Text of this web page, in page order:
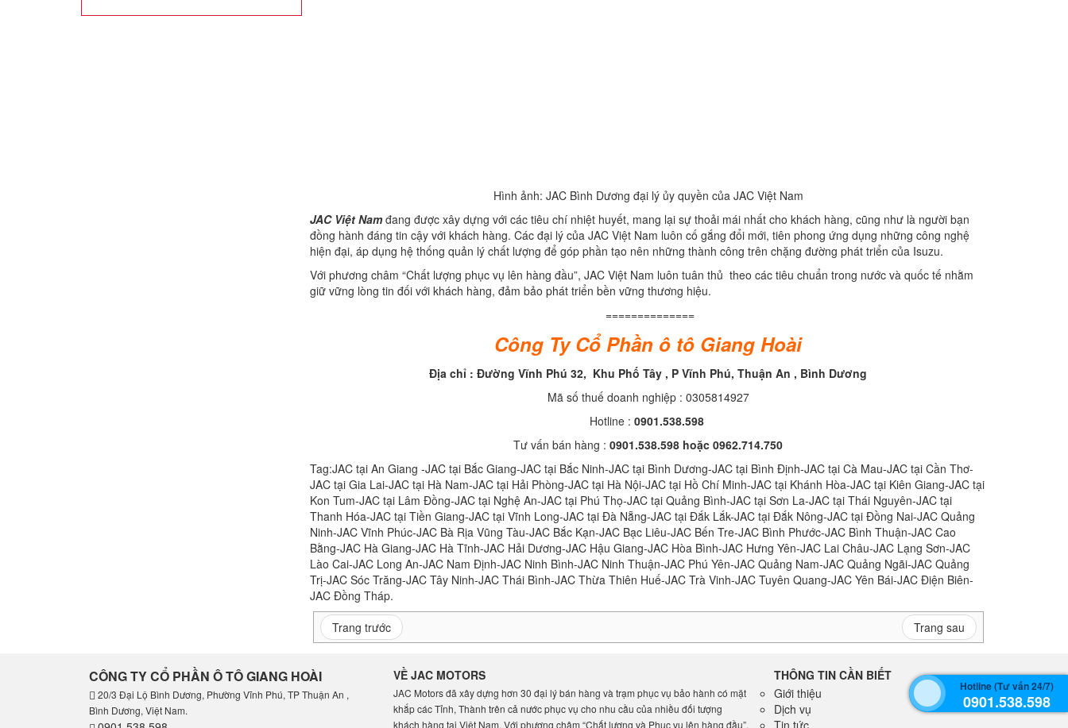
Hình ảnh: JAC Bình Dương đại lý ủy quyền của JAC Việt Nam
JAC Việt Namđang được xây dựng với các tiêu chí nhiệt huyết, mang lại sự thoải mái nhất cho khách hàng, cũng như là người bạn
đồng hành đáng tin cậy với khách hàng. Các đại lý của JAC Việt Nam luôn cố gắng đổi mới, tiên phong ứng dụng những công nghệ
hiện đại, áp dụng hệ thống quản lý chất lượng để góp phần tạo nên những thành công trên chặng đường phát triển của Isuzu.
Với phương châm “Chất lượng phục vụ lên hàng đầu”, JAC Việt Nam luôn tuân thủ theo các tiêu chuẩn trong nước và quốc tế nhằm
giữ vững lòng tin đối với khách hàng, đảm bảo phát triển bền vững thương hiệu.
==============
Công Ty Cổ Phần ô tô Giang Hoài
Địa chỉ : Đường Vĩnh Phú 32, Khu Phố Tây , P Vĩnh Phú, Thuận An , Bình Dương
Mã số thuế doanh nghiệp : 0305814927
Hotline : 0901.538.598
Tư vấn bán hàng : 0901.538.598 hoặc 0962.714.750
Tag:JAC tại An Giang -JAC tại Bắc Giang-JAC tại Bắc Ninh-JAC tại Bình Dương-JAC tại Bình Định-JAC tại Cà Mau-JAC tại Cần Thơ-
JAC tại Gia Lai-JAC tại Hà Nam-JAC tại Hải Phòng-JAC tại Hà Nội-JAC tại Hồ Chí Minh-JAC tại Khánh Hòa-JAC tại Kiên Giang-JAC tại
Kon Tum-JAC tại Lâm Đồng-JAC tại Nghệ An-JAC tại Phú Thọ-JAC tại Quảng Bình-JAC tại Sơn La-JAC tại Thái Nguyên-JAC tại
Thanh Hóa-JAC tại Tiền Giang-JAC tại Vĩnh Long-JAC tại Đà Nẵng-JAC tại Đắk Lắk-JAC tại Đắk Nông-JAC tại Đồng Nai-JAC Quảng
Ninh-JAC Vĩnh Phúc-JAC Bà Rịa Vũng Tàu-JAC Bắc Kạn-JAC Bạc Liêu-JAC Bến Tre-JAC Bình Phước-JAC Bình Thuận-JAC Cao
Bằng-JAC Hà Giang-JAC Hà Tĩnh-JAC Hải Dương-JAC Hậu Giang-JAC Hòa Bình-JAC Hưng Yên-JAC Lai Châu-JAC Lạng Sơn-JAC
Lào Cai-JAC Long An-JAC Nam Định-JAC Ninh Bình-JAC Ninh Thuận-JAC Phú Yên-JAC Quảng Nam-JAC Quảng Ngãi-JAC Quảng
Trị-JAC Sóc Trăng-JAC Tây Ninh-JAC Thái Bình-JAC Thừa Thiên Huế-JAC Trà Vinh-JAC Tuyên Quang-JAC Yên Bái-JAC Điện Biên-
JAC Đồng Tháp.
Trang trước
Trang sau
CÔNG TY CỔ PHẦN Ô TÔ GIANG HOÀI
20/3 Đại Lộ Bình Dương, Phường Vĩnh Phú, TP Thuận An ,
Bình Dương, Việt Nam.
VỀ JAC MOTORS
JAC Motors đã xây dựng hơn 30 đại lý bán hàng và trạm phục vụ bảo hành có mặt
khắp các Tỉnh, Thành trên cả nước phục vụ cho nhu cầu của nhiều đối tượng
khách hàng tại Việt Nam. Với phương châm “Chất lượng và Phục vụ lên hàng đầu”,
THÔNG TIN CẦN BIẾT
Giới thiệu
Dịch vụ
Tin tức
Hotline (Tư vấn 24/7)
0901.538.598